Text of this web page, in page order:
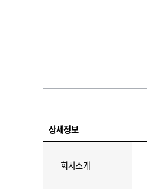
상세정보
회사소개